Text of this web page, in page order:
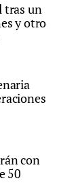
tras un
y otro
con
50